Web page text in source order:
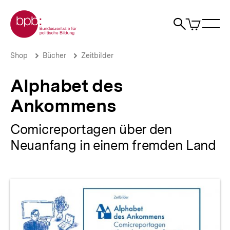
zum
Seiteninhalt
springen
Zur Startseite der bpb
Suche
Artikel
im
Alphabet
bpb.de
Brotkrümelnavigation
Pfadnavigation
Shop Bücher Zeitbilder
Alphabet des
Ankommens
Comicreportagen über den
Neuanfang in einem fremden Land
Produktvorschau